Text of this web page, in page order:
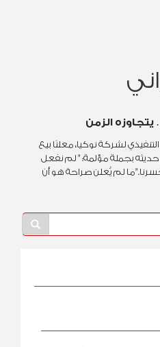
الزمن
لشركة نوكيا، معلنًا بيع
بجملة مؤلمة: " لم نفعل
لم يُعلن صراحة هو أن